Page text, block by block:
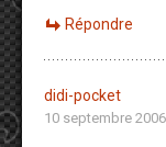
Répondre
didi-pocket
10 septembre